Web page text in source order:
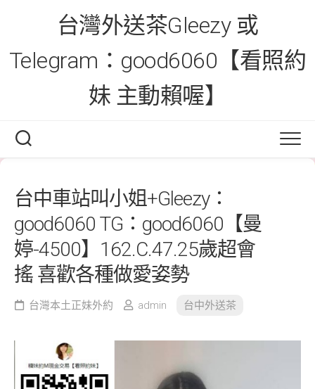
台灣外送茶Gleezy 或
Telegram：good6060【看照約
妹 主動賴喔】
台中車站叫小姐+Gleezy：
good6060 TG：good6060【曼
婷-4500】162.C.47.25歲超會
搖 喜歡各種做愛姿勢
台灣本土正妹外約 admin 台中外送茶